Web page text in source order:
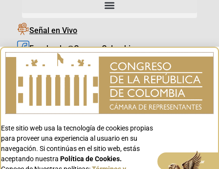
Señal en Vivo
Facebook_@CamaraColombia
Instagram_@CamaraColombia
X_@CamaraColombia
Youtube_@CamaraColombia
Youtube_@CanalCongreso
Este sitio web usa la tecnología de cookies propias
para proveer una experiencia al usuario en su
navegación. Si continúas en el sitio web, estás
aceptando nuestra Política de Cookies.
Aceptar